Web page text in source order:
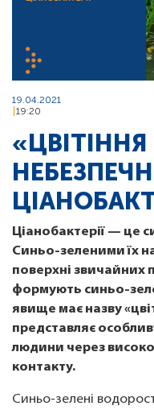
19.04.2021
19:20
Ціанобактерії — це
Синьо-зеленими їх
поверхні звичайних
формують синьо-
явище має назву
представляє
людини через
контакту.
Синьо-зелені